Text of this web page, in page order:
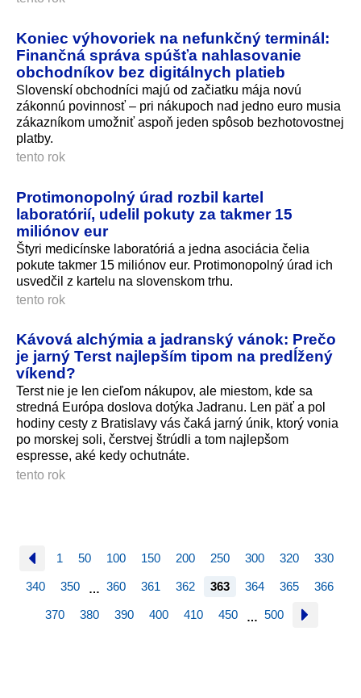
Koniec výhovoriek na nefunkčný terminál:
Finančná správa spúšťa nahlasovanie
obchodníkov bez digitálnych platieb
Slovenskí obchodníci majú od začiatku mája novú
zákonnú povinnosť – pri nákupoch nad jedno euro musia
zákazníkom umožniť aspoň jeden spôsob bezhotovostnej
platby.
tento rok
Protimonopolný úrad rozbil kartel
laboratórií, udelil pokuty za takmer 15
miliónov eur
Štyri medicínske laboratóriá a jedna asociácia čelia
pokute takmer 15 miliónov eur. Protimonopolný úrad ich
usvedčil z kartelu na slovenskom trhu.
tento rok
Kávová alchýmia a jadranský vánok: Prečo
je jarný Terst najlepším tipom na predĺžený
víkend?
Terst nie je len cieľom nákupov, ale miestom, kde sa
stredná Európa doslova dotýka Jadranu. Len päť a pol
hodiny cesty z Bratislavy vás čaká jarný únik, ktorý vonia
po morskej soli, čerstvej štrúdli a tom najlepšom
espresse, aké kedy ochutnáte.
tento rok
1 50 100 150 200 250 300 320 330
340 350 … 360 361 362 363 364 365 366
370 380 390 400 410 450 … 500